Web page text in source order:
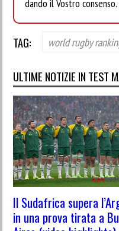
dando il Vostro consenso.
TAG: world rugby
ULTIME NOTIZIE IN TEST
Il Sudafrica supera
in una prova tirata a